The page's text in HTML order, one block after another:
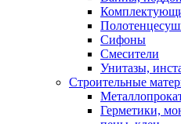
Сифоны
Смесители
Унитазы,
Строительные
Герметики,